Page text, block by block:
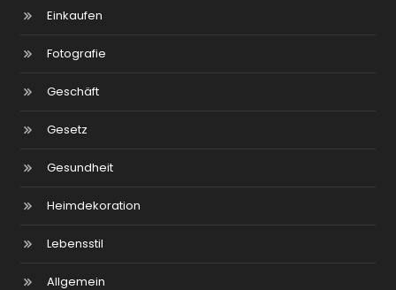
Einkaufen
Fotografie
Geschäft
Gesetz
Gesundheit
Heimdekoration
Lebensstil
Allgemein